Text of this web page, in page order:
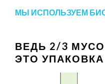
МЫ ИСПОЛЬЗУЕМ
ВЕДЬ 2/3
ЭТО УПАКОВКА